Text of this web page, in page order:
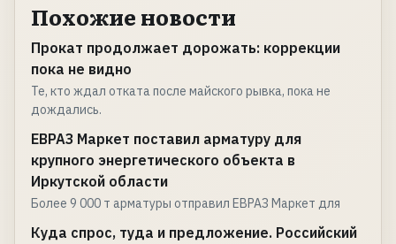
Похожие новости
Прокат продолжает дорожать: коррекции
пока не видно
Те, кто ждал отката после майского рывка, пока не
дождались.
ЕВРАЗ Маркет поставил арматуру для
крупного энергетического объекта в
Иркутской области
Более 9 000 т арматуры отправил ЕВРАЗ Маркет для
Куда спрос, туда и предложение. Российский